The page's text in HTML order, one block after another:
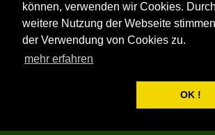
können, verwenden wir Cookies.
weitere Nutzung der Webseite
der Verwendung von Cookies zu.
mehr erfahren
OK !